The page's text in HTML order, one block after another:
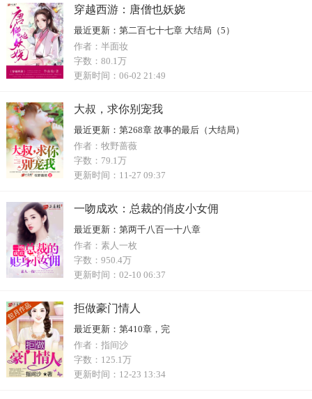
穿越西游：唐僧也妖娆
最近更新： 第二百七十七章 大结局（5）
作者： 半面妆
字数： 80.1万
更新时间： 06-02 21:49
大叔，求你别宠我
最近更新： 第268章 故事的最后（大结局）
作者： 牧野蔷薇
字数： 79.1万
更新时间： 11-27 09:37
一吻成欢：总裁的俏皮小女佣
最近更新： 第两千八百一十八章
作者： 素人一枚
字数： 950.4万
更新时间： 02-10 06:37
拒做豪门情人
最近更新： 第410章，完
作者： 指间沙
字数： 125.1万
更新时间： 12-23 13:34